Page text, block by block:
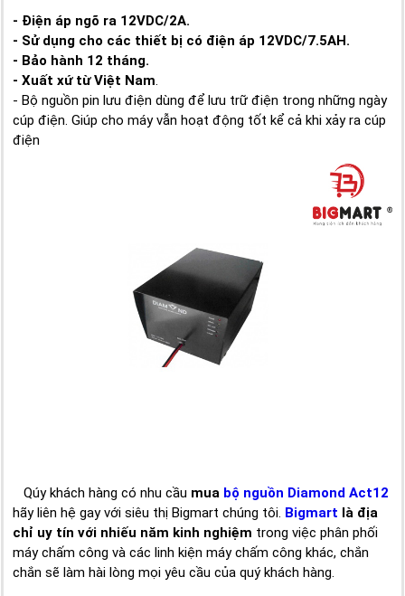
- Điện áp ngõ ra 12VDC/2A.
- Sử dụng cho các thiết bị có điện áp 12VDC/7.5AH.
- Bảo hành 12 tháng.
- Xuất xứ từ Việt Nam.
- Bộ nguồn pin lưu điện dùng để lưu trữ điện trong những ngày
cúp điện. Giúp cho máy vẫn hoạt động tốt kể cả khi xảy ra cúp
điện
Qúy khách hàng có nhu cầu mua bộ nguồn Diamond Act12
hãy liên hệ gay với siêu thị Bigmart chúng tôi. Bigmart là địa
chỉ uy tín với nhiếu năm kinh nghiệm trong việc phân phối
máy chấm công và các linh kiện máy chấm công khác, chắn
chắn sẽ làm hài lòng mọi yêu cầu của quý khách hàng.